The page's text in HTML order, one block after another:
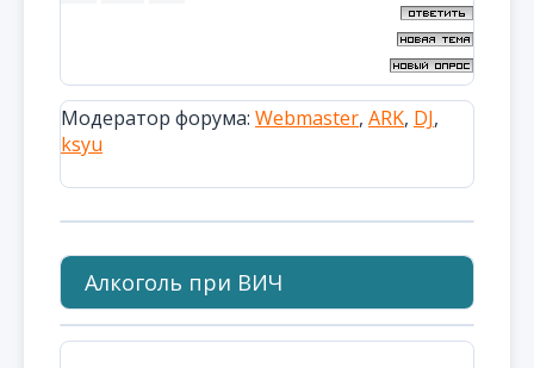
Модератор форума: Webmaster, ARK, DJ,
ksyu
Алкоголь при ВИЧ